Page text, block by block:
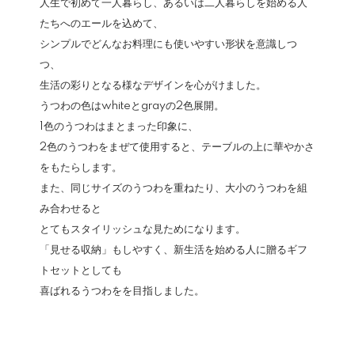
人生で初めて一人暮らし、あるいは二人暮らしを始める人
たちへのエールを込めて、
シンプルでどんなお料理にも使いやすい形状を意識しつ
つ、
生活の彩りとなる様なデザインを心がけました。
うつわの色はwhiteとgrayの2色展開。
1色のうつわはまとまった印象に、
2色のうつわをまぜて使用すると、テーブルの上に華やかさ
をもたらします。
また、同じサイズのうつわを重ねたり、大小のうつわを組
み合わせると
とてもスタイリッシュな見ためになります。
「見せる収納」もしやすく、新生活を始める人に贈るギフ
トセットとしても
喜ばれるうつわをを目指しました。